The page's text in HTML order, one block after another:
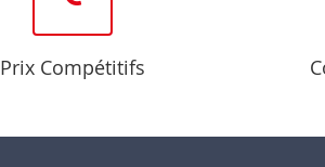
Prix Compétitifs